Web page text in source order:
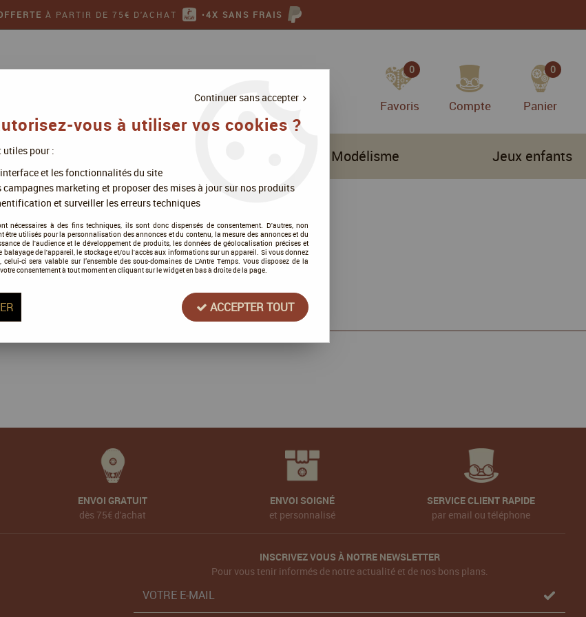
À PARTIR DE 75€ D'ACHAT •4X SANS FRAIS
0
Favoris Compte
0
Panier
Modélisme Jeux enfants
Les jeux en promotion
ENVOI GRATUIT
dès 75€ d'achat
ENVOI SOIGNÉ
et personnalisé
SERVICE CLIENT RAPIDE
par email ou téléphone
INSCRIVEZ VOUS À NOTRE NEWSLETTER
Pour vous tenir informés de notre actualité et de nos bons plans.
Continuer sans accepter
vous à utiliser vos cookies ?
utiles pour :
et les fonctionnalités du site
campagnes marketing et proposer des mises à jour sur nos produits
et surveiller les erreurs techniques
nécessaires à des fins techniques, ils sont donc dispensés de consentement. D'autres, non
être utilisés pour la personnalisation des annonces et du contenu, la mesure des annonces et du
de l'audience et le développement de produits, les données de géolocalisation précises et
de l'appareil, le stockage et/ou l'accès aux informations sur un appareil. Si vous donnez
celui-ci sera valable sur l’ensemble des sous-domaines de L'Antre Temps. Vous disposez de la
consentement à tout moment en cliquant sur le widget en bas à droite de la page.
ACCEPTER TOUT